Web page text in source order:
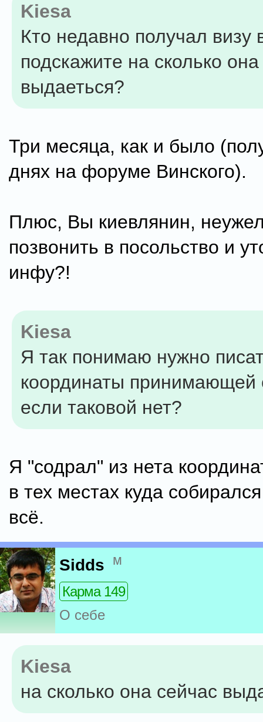
Kiesa
Кто недавно получал визу
подскажите на сколько
выдаеться?
Три месяца, как и было
днях на форуме Винского).
Плюс, Вы киевлянин,
позвонить в посольство и
инфу?!
Kiesa
Я так понимаю нужно
координаты принимающей
если таковой нет?
Я "содрал" из нета
в тех местах куда
всё.
Sidds м
Карма 149
О себе
Kiesa
на сколько она сейчас